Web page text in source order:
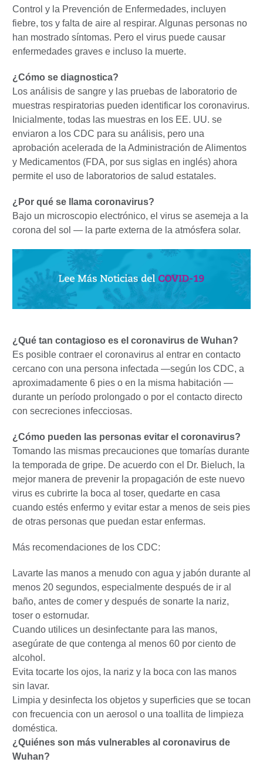
Control y la Prevención de Enfermedades, incluyen
fiebre, tos y falta de aire al respirar. Algunas personas no
han mostrado síntomas. Pero el virus puede causar
enfermedades graves e incluso la muerte.
¿Cómo se diagnostica?
Los análisis de sangre y las pruebas de laboratorio de
muestras respiratorias pueden identificar los coronavirus.
Inicialmente, todas las muestras en los EE. UU. se
enviaron a los CDC para su análisis, pero una
aprobación acelerada de la Administración de Alimentos
y Medicamentos (FDA, por sus siglas en inglés) ahora
permite el uso de laboratorios de salud estatales.
¿Por qué se llama coronavirus?
Bajo un microscopio electrónico, el virus se asemeja a la
corona del sol — la parte externa de la atmósfera solar.
¿Qué tan contagioso es el coronavirus de Wuhan?
Es posible contraer el coronavirus al entrar en contacto
cercano con una persona infectada —según los CDC, a
aproximadamente 6 pies o en la misma habitación —
durante un período prolongado o por el contacto directo
con secreciones infecciosas.
¿Cómo pueden las personas evitar el coronavirus?
Tomando las mismas precauciones que tomarías durante
la temporada de gripe. De acuerdo con el Dr. Bieluch, la
mejor manera de prevenir la propagación de este nuevo
virus es cubrirte la boca al toser, quedarte en casa
cuando estés enfermo y evitar estar a menos de seis pies
de otras personas que puedan estar enfermas.
Más recomendaciones de los CDC:
Lavarte las manos a menudo con agua y jabón durante al
menos 20 segundos, especialmente después de ir al
baño, antes de comer y después de sonarte la nariz,
toser o estornudar.
Cuando utilices un desinfectante para las manos,
asegúrate de que contenga al menos 60 por ciento de
alcohol.
Evita tocarte los ojos, la nariz y la boca con las manos
sin lavar.
Limpia y desinfecta los objetos y superficies que se tocan
con frecuencia con un aerosol o una toallita de limpieza
doméstica.
¿Quiénes son más vulnerables al coronavirus de
Wuhan?